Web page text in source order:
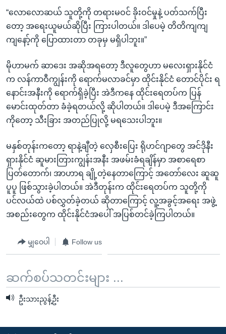
“လောလောဆယ် သူတို့ကို တရားမဝင် ခိုးဝင်မှုနဲ့ ပတ်သက်ပြီး
တော့ အရေးယူမယ်ဆိုပြီး ကြားပါတယ်။ ဒါပေမဲ့ တိတိကျကျ
ကျနော့်ကို ပြောထားတာ တခုမှ မရှိပါဘူး။”
မိုဟာမက် ဆာဒေး အဆိုအရတော့ ဒီလူတွေဟာ မလေးရှားနိုင်ငံ
က လန်ကာဝီကျွန်းကို ရောက်မလာခင်မှာ ထိုင်းနိုင်ငံ တောင်ပိုင်း ရ
နောင်းအနီးကို ရောက်ရှိခဲ့ပြီး အဲဒီကနေ ထိုင်းရေတပ်က ပြန်
မောင်းထုတ်တာ ခံခဲ့ရတယ်လို့ ဆိုပါတယ်။ ဒါပေမဲ့ ဒီအကြောင်း
ကိုတော့ သီးခြား အတည်ပြုလို့ မရသေးပါဘူး။
မနှစ်တုန်းကတော့ ရာနဲ့ချီတဲ့ လှေစီးပြေး ရိုဟင်ဂျာတွေ အင်ဒိုနီး
ရှားနိုင်ငံ ဆူမားတြားကျွန်းအနီး အဖမ်းခံရချိန်မှာ အစာရေစာ
ပြတ်တောက်၊ အာဟာရ ချို့တဲ့နေတာကြောင့် အတော်လေး ဆူဆူ
ပူပူ ဖြစ်သွားခဲ့ပါတယ်။ အဲဒီတုန်းက ထိုင်းရေတပ်က သူတို့ကို
ပင်လယ်ထဲ ပစ်လွှတ်ခဲ့တယ် ဆိုတာကြောင့် လူ့အခွင့်အရေး အဖွဲ့
အစည်းတွေက ထိုင်းနိုင်ငံအပေါ် အပြစ်တင်ခဲ့ကြပါတယ်။
မျှဝေပါ Follow us
ဆက်စပ်သတင်းများ ...
ဦးသားညွန့်ဦး